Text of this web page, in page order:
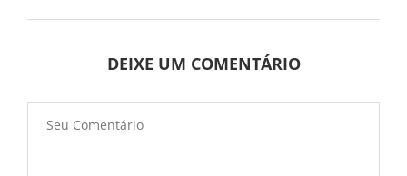
DEIXE UM COMENTÁRIO